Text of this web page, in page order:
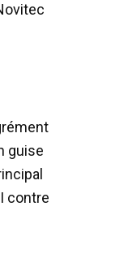
guise
contre